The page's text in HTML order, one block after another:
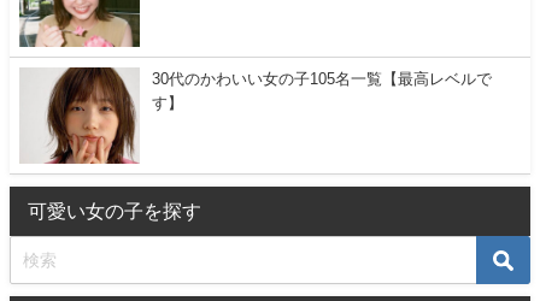
30代のかわいい女の子105名一覧【最高レベルで
す】
可愛い女の子を探す